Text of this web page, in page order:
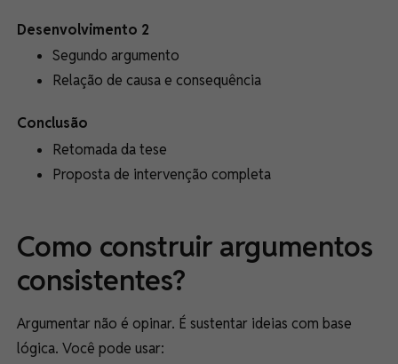
Desenvolvimento 2
Segundo argumento
Relação de causa e consequência
Conclusão
Retomada da tese
Proposta de intervenção completa
Como construir argumentos
consistentes?
Argumentar não é opinar. É sustentar ideias com base
lógica. Você pode usar: